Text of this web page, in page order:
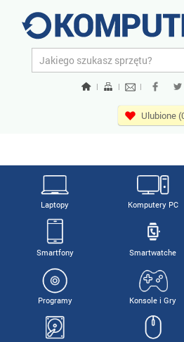
| | |
Ulubione
Laptopy Komputery PC
Smartfony Smartwatche
Programy Konsole i Gry